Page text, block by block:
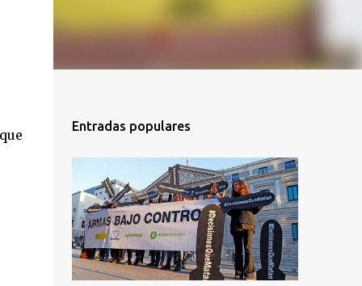
Entradas populares